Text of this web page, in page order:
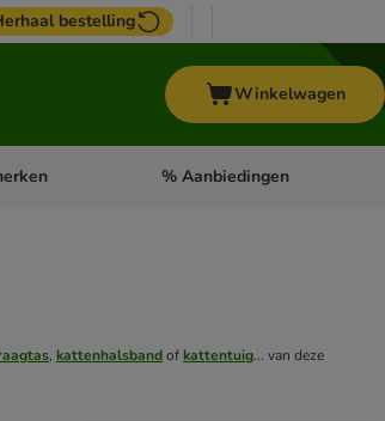
bestelling
Winkelwagen
menu: Paard Open categorie menu:
% Aanbiedingen
, kattenhalsbandofkattentuig... van deze